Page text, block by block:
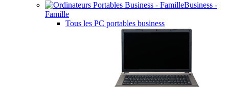
Business -
Famille
Tous les PC portables business